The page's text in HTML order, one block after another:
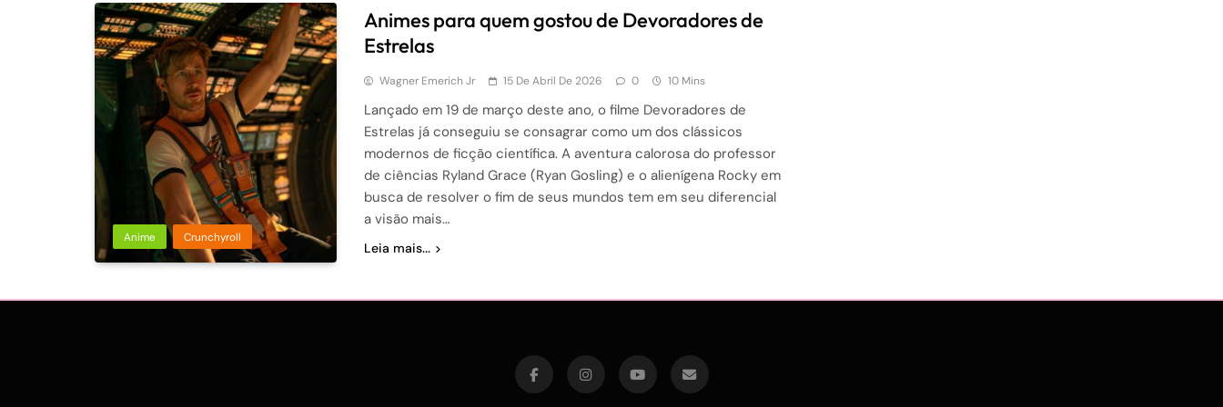
Anime Crunchyroll
Animes para quem gostou de Devoradores de
Estrelas
Wagner Emerich Jr 15 De Abril De 2026 0 10 Mins
Lançado em 19 de março deste ano, o filme Devoradores de
Estrelas já conseguiu se consagrar como um dos clássicos
modernos de ficção científica. A aventura calorosa do professor
de ciências Ryland Grace (Ryan Gosling) e o alienígena Rocky em
busca de resolver o fim de seus mundos tem em seu diferencial
a visão mais…
Leia mais...